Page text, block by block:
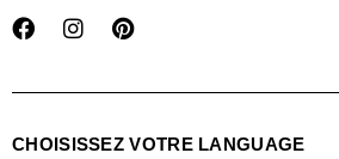
CHOISISSEZ VOTRE LANGUAGE